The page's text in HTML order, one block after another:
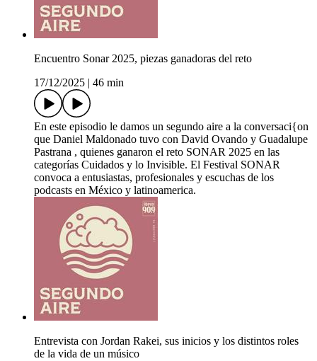
Encuentro Sonar 2025, piezas ganadoras del reto
17/12/2025
46 min
En este episodio le damos un segundo aire a la conversaci{on
que Daniel Maldonado tuvo con David Ovando y Guadalupe
Pastrana , quienes ganaron el reto SONAR 2025 en las
categorías Cuidados y lo Invisible. El Festival SONAR
convoca a entusiastas, profesionales y escuchas de los
podcasts en México y latinoamerica.
Entrevista con Jordan Rakei, sus inicios y los distintos roles
de la vida de un músico